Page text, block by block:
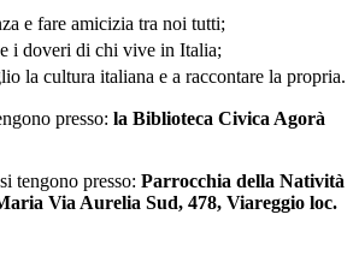
e fare amicizia tra noi tutti;
i doveri di chi vive in Italia;
la cultura italiana e a raccontare la propria.
presso: la Biblioteca Civica Agorà
tengono presso: Parrocchia della Natività
Via Aurelia Sud, 478, Viareggio loc.